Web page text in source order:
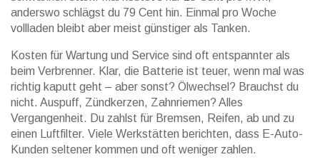
anderswo schlägst du 79 Cent hin. Einmal pro Woche
vollladen bleibt aber meist günstiger als Tanken.
Kosten für Wartung und Service sind oft entspannter als
beim Verbrenner. Klar, die Batterie ist teuer, wenn mal was
richtig kaputt geht – aber sonst? Ölwechsel? Brauchst du
nicht. Auspuff, Zündkerzen, Zahnriemen? Alles
Vergangenheit. Du zahlst für Bremsen, Reifen, ab und zu
einen Luftfilter. Viele Werkstätten berichten, dass E-Auto-
Kunden seltener kommen und oft weniger zahlen.